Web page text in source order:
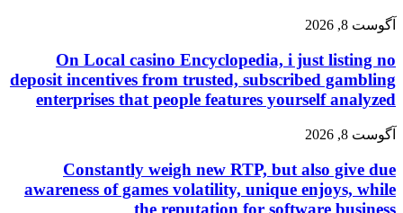
آگوست 8, 2026
On Local casino Encyclopedia, i just listing no
deposit incentives from trusted, subscribed gambling
enterprises that people features yourself analyzed
آگوست 8, 2026
Constantly weigh new RTP, but also give due
awareness of games volatility, unique enjoys, while
the reputation for software business